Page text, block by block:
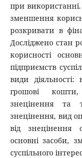
при використанні.
зменшення
розкривати в
Досліджено стан
корисності
підприємств
види
грошові
знецінення та
знецінення, вид
від знецінення
основні засоби,
суспільного